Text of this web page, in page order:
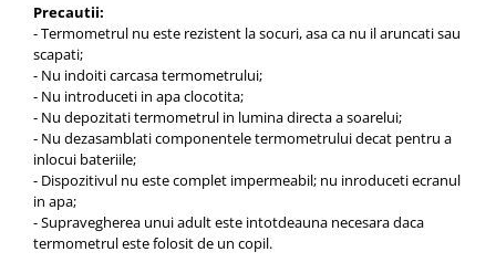
Precautii:
- Termometrul nu este rezistent la socuri, asa ca nu il aruncati sau
scapati;
- Nu indoiti carcasa termometrului;
- Nu introduceti in apa clocotita;
- Nu depozitati termometrul in lumina directa a soarelui;
- Nu dezasamblati componentele termometrului decat pentru a
inlocui bateriile;
- Dispozitivul nu este complet impermeabil; nu inroduceti ecranul
in apa;
- Supravegherea unui adult este intotdeauna necesara daca
termometrul este folosit de un copil.